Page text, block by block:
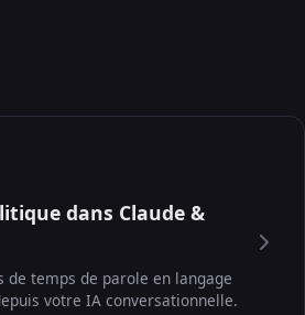
dans Claude &
de temps de parole en langage
votre IA conversationnelle.